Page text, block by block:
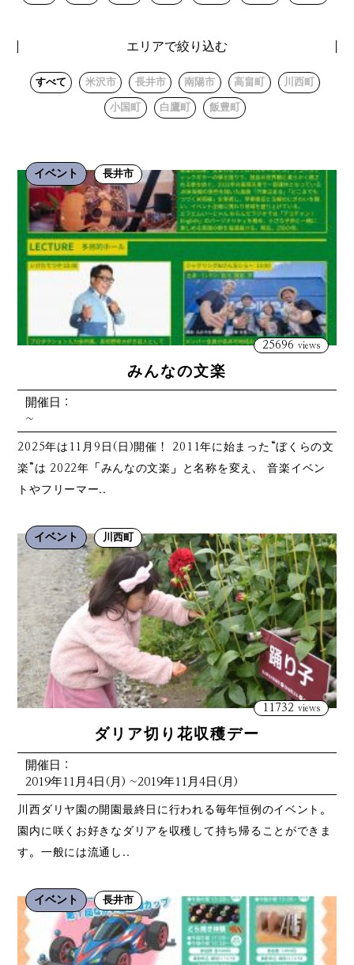
エリアで絞り込む
すべて 米沢市 長井市 南陽市 高畠町 川西町
小国町 白鷹町 飯豊町
イベント 長井市
25696 views
みんなの文楽
開催日：
~
2025年は11月9日(日)開催！ 2011年に始まった“ぼくらの文
楽”は 2022年「みんなの文楽」と名称を変え、 音楽イベン
トやフリーマー..
イベント 川西町
11732 views
ダリア切り花収穫デー
開催日：
2019年11月4日(月) ~2019年11月4日(月)
川西ダリヤ園の開園最終日に行われる毎年恒例のイベント。
園内に咲くお好きなダリアを収穫して持ち帰ることができま
す。一般には流通し..
イベント 長井市